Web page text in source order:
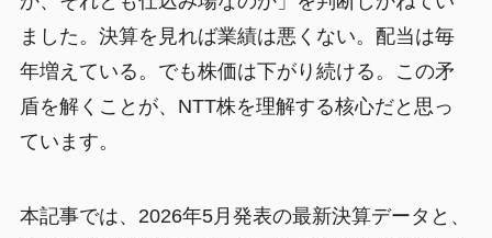
ました。決算を見れば業績は悪くない。配当は毎
年増えている。でも株価は下がり続ける。この矛
盾を解くことが、NTT株を理解する核心だと思っ
ています。
本記事では、2026年5月発表の最新決算データと、